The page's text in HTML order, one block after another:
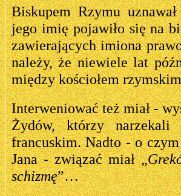
Biskupem Rzymu
jego imię pojawiło się na
zawierających imiona
należy, że niewiele lat
między kościołem
Interweniować też miał -
Żydów, którzy narzekali
francuskim. Nadto - o
Jana - związać miał „
schizmę”…